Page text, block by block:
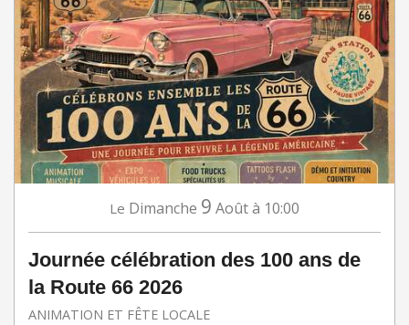
Le Dimanche 9 Aoûtà 10:00
Journée célébration des 100 ans de
la Route 66 2026
ANIMATION ET FÊTE LOCALE